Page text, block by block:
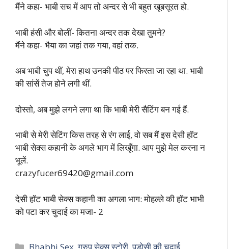
मैंने कहा- भाबी सच में आप तो अन्दर से भी बहुत खूबसूरत हो.
भाबी हंसी और बोलीं- कितना अन्दर तक देखा तुमने?
मैंने कहा- भैया का जहां तक गया, वहां तक.
अब भाबी चुप थीं, मेरा हाथ उनकी पीठ पर फिरता जा रहा था. भाबी
की सांसें तेज होने लगी थीं.
दोस्तो, अब मुझे लगने लगा था कि भाबी मेरी सैटिंग बन गई हैं.
भाबी से मेरी सेटिंग किस तरह से रंग लाई, वो सब मैं इस देसी हॉट
भाबी सेक्स कहानी के अगले भाग में लिखूँगा. आप मुझे मेल करना न
भूलें.
crazyfucer69420@gmail.com
देसी हॉट भाबी सेक्स कहानी का अगला भाग: मोहल्ले की हॉट भाभी
को पटा कर चुदाई का मजा- 2
Categories